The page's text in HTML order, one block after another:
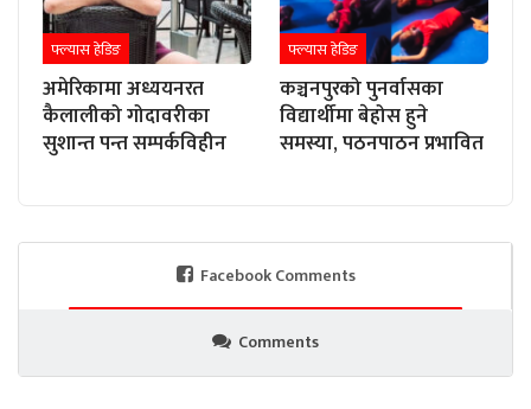
फ्ल्यास हेडिङ
अमेरिकामा अध्ययनरत
कैलालीको गोदावरीका
सुशान्त पन्त सम्पर्कविहीन
फ्ल्यास हेडिङ
कञ्चनपुरको पुनर्वासका
विद्यार्थीमा बेहोस हुने
समस्या, पठनपाठन प्रभावित
Facebook Comments
Comments